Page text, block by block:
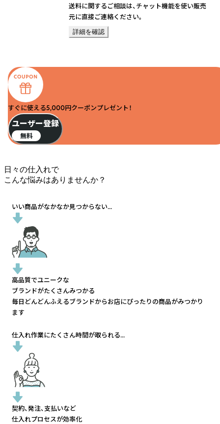
送料に関するご相談は、チャット機能を使い販売
元に直接ご連絡ください。
詳細を確認
すぐに使える5,000円クーポンプレゼント！
ユーザー登録
無料
日々の仕入れで
こんな悩みはありませんか？
いい商品がなかなか見つからない...
高品質でユニークな
ブランドがたくさんみつかる
毎日どんどんふえるブランドからお店にぴったりの商品がみつかり
ます
仕入れ作業にたくさん時間が取られる...
契約、発注、支払いなど
仕入れプロセスが効率化